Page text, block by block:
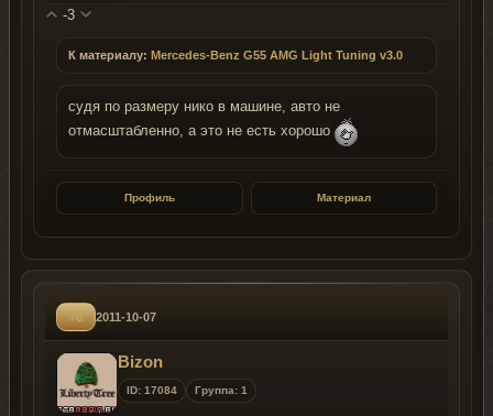
-3
К материалу: Mercedes-Benz G55 AMG Light Tuning v3.0
судя по размеру нико в машине, авто не
отмасштабленно, а это не есть хорошо
Профиль Материал
#8 2011-10-07
Bizon
ID: 17084 Группа: 1